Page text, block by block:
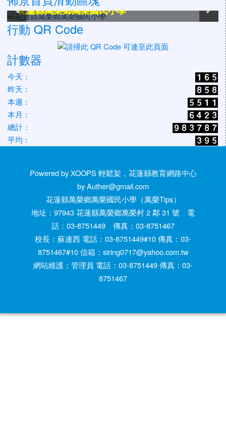
花蓮縣萬榮鄉萬榮國民小學
花蓮縣萬榮鄉萬榮國民小學
花蓮縣萬榮鄉萬榮國民小學
花蓮縣萬榮鄉萬榮國民小學
花蓮縣萬榮鄉萬榮國民小學
花蓮縣萬榮鄉萬榮國民小學
行動 QR Code
計數器
今天：
昨天：
本週：
本月：
總計：
平均：
Powered by XOOPS 輕鬆架，花蓮縣教育網路中心
by Auther@gmail.com
花蓮縣萬榮鄉萬榮國民小學（萬榮Tips）
地址：97943 花蓮縣萬榮鄉萬榮村 2 鄰 31 號 電
話：03-8751449 傳真：03-8751467
校長：蘇連西 電話：03-8751449#10 傳真：03-
8751467#10 信箱：siring0717@yahoo.com.tw
網站維護：管理員 電話：03-8751449 傳真：03-
8751467